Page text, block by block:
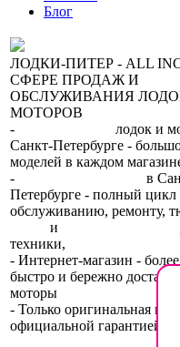
Блог
ЛОДКИ-ПИТЕР - ALL
СФЕРЕ ПРОДАЖ И
ОБСЛУЖИВАНИЯ
МОТОРОВ
-
лодок и
Санкт-Петербурге -
моделей в каждом
-
в
Петербурге - полный цикл
обслуживанию, ремонту,
и
техники,
- Интернет-магазин -
быстро и бережно
моторы
- Только оригинальная
официальной гарантией